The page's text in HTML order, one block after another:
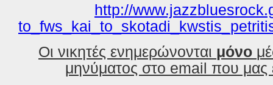
http://
Οι νικητές ενημερώνονται μόνο
μηνύματος στο email που μας